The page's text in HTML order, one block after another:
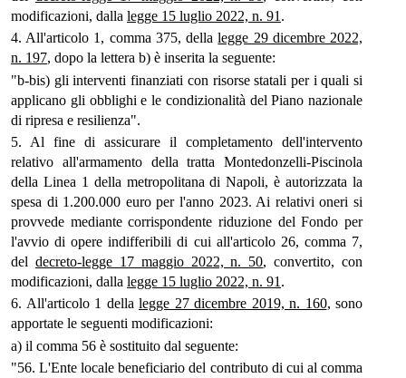
modificazioni, dalla legge 15 luglio 2022, n. 91 .
4. All'articolo 1, comma 375, dellalegge 29 dicembre 2022,
n. 197, dopo la lettera b) è inserita la seguente:
"b-bis) gli interventi finanziati con risorse statali per i quali si
applicano gli obblighi e le condizionalità del Piano nazionale
di ripresa e resilienza".
5. Al fine di assicurare il completamento dell'intervento
relativo all'armamento della tratta Montedonzelli-Piscinola
della Linea 1 della metropolitana di Napoli, è autorizzata la
spesa di 1.200.000 euro per l'anno 2023. Ai relativi oneri si
provvede mediante corrispondente riduzione del Fondo per
l'avvio di opere indifferibili di cui all'articolo 26, comma 7,
del decreto-legge 17 maggio 2022, n. 50, convertito, con
modificazioni, dalla legge 15 luglio 2022, n. 91 .
6. All'articolo 1 della legge 27 dicembre 2019, n. 160, sono
apportate le seguenti modificazioni:
a) il comma 56 è sostituito dal seguente:
"56. L'Ente locale beneficiario del contributo di cui al comma